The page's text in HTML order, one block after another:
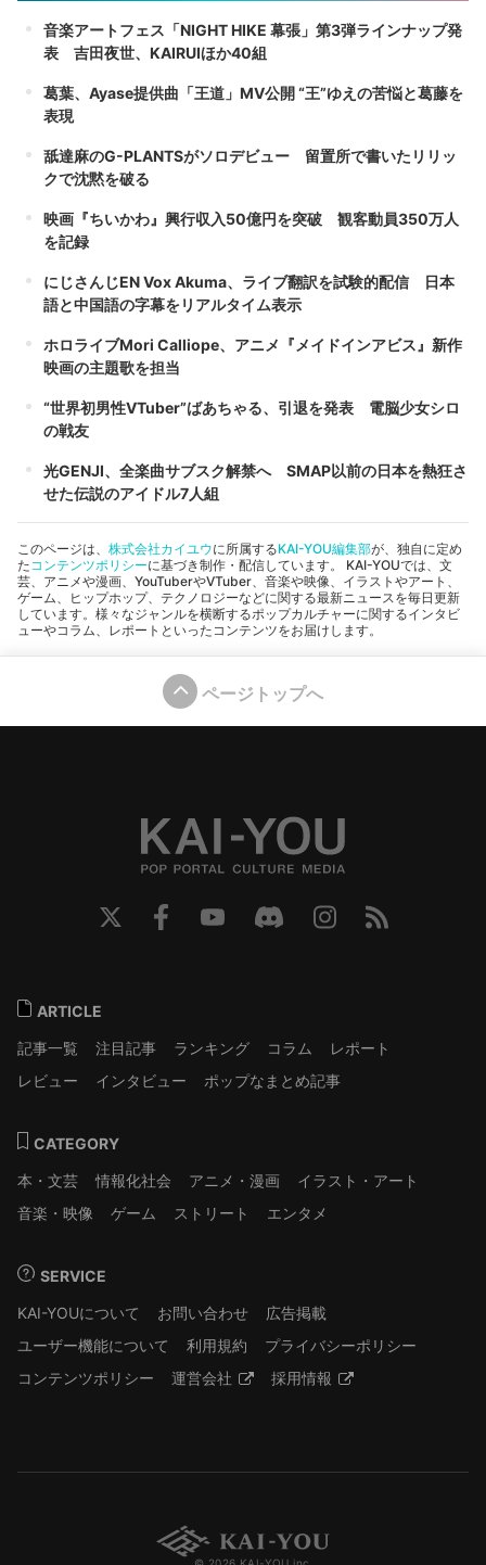
音楽アートフェス「NIGHT HIKE 幕張」第3弾ラインナップ発
表 吉田夜世、KAIRUIほか40組
葛葉、Ayase提供曲「王道」MV公開 “王”ゆえの苦悩と葛藤を
表現
舐達麻のG-PLANTSがソロデビュー 留置所で書いたリリッ
クで沈黙を破る
映画『ちいかわ』興行収入50億円を突破 観客動員350万人
を記録
にじさんじEN Vox Akuma、ライブ翻訳を試験的配信 日本
語と中国語の字幕をリアルタイム表示
ホロライブMori Calliope、アニメ『メイドインアビス』新作
映画の主題歌を担当
“世界初男性VTuber”ばあちゃる、引退を発表 電脳少女シロ
の戦友
光GENJI、全楽曲サブスク解禁へ SMAP以前の日本を熱狂さ
せた伝説のアイドル7人組
このページは、 株式会社カイユウに所属するKAI-YOU編集部が、独自に定め
た コンテンツポリシーに基づき制作・配信しています。 KAI-YOUでは、文
芸、アニメや漫画、YouTuberやVTuber、音楽や映像、イラストやアート、
ゲーム、ヒップホップ、テクノロジーなどに関する最新ニュースを毎日更新
しています。様々なジャンルを横断するポップカルチャーに関するインタビ
ューやコラム、レポートといったコンテンツをお届けします。
ページトップへ
ARTICLE
記事一覧
注目記事 ランキング コラム
レポート
レビュー
インタビュー ポップなまとめ記事
CATEGORY
本・文芸
情報化社会 アニメ・漫画
イラスト・アート
音楽・映像
ゲーム ストリート エンタメ
SERVICE
KAI-YOUについて
お問い合わせ
広告掲載
ユーザー機能について
利用規約
プライバシーポリシー
コンテンツポリシー
運営会社 採用情報